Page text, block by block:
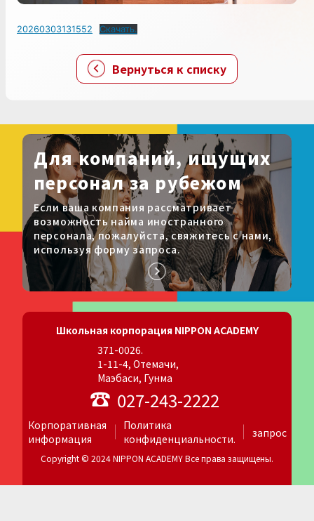
20260303131552 Скачать.
Вернуться к списку
Для компаний, ищущих
персонал за рубежом
Если ваша компания рассматривает
возможность найма иностранного
персонала, пожалуйста, свяжитесь с нами,
используя форму запроса.
Школьная корпорация NIPPON ACADEMY
371-0026.
1-11-4, Отемачи,
Маэбаси, Гунма
027-243-2222
Корпоративная
информация
Политика
конфиденциальности.
запрос
Copyright © 2024 NIPPON ACADEMY Все права защищены.